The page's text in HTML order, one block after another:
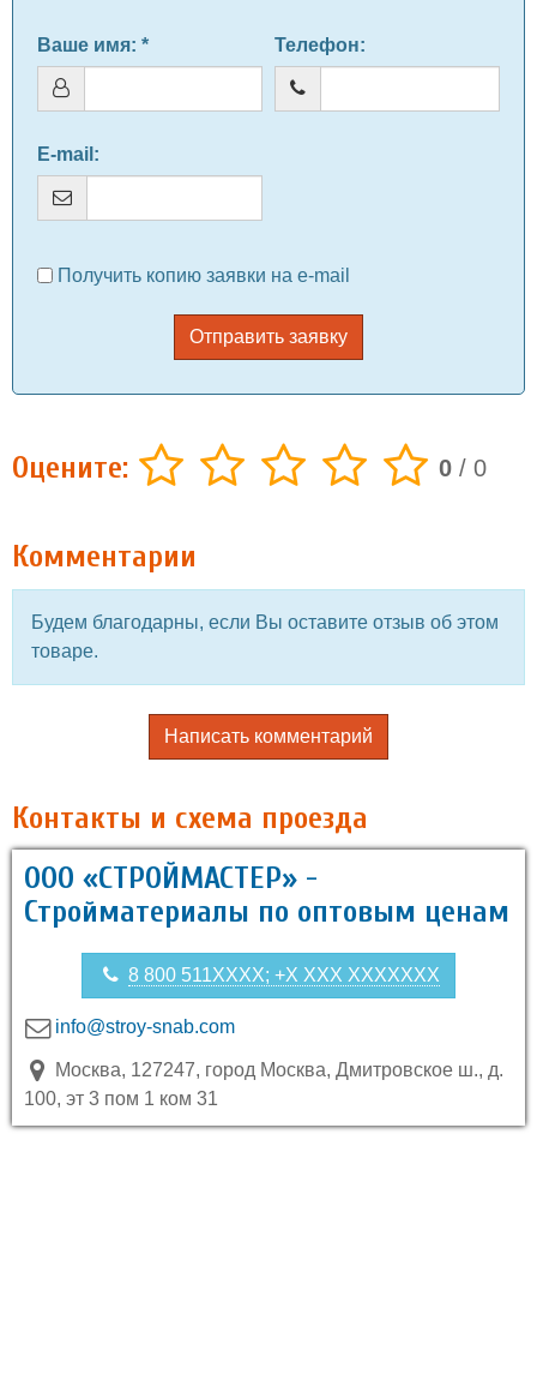
Ваше имя: * Телефон:
E-mail :
Получить копию заявки на e-mail
Отправить заявку
Оцените: 0 / 0
Комментарии
Будем благодарны, если Вы оставите отзыв об этом
товаре.
Написать комментарий
Контакты и схема проезда
ООО «СТРОЙМАСТЕР» -
Стройматериалы по оптовым ценам
8 800 511XXXX; +X XXX XXXXXXX
info@stroy-snab.com
Москва, 127247, город Москва, Дмитровское ш., д.
100, эт 3 пом 1 ком 31